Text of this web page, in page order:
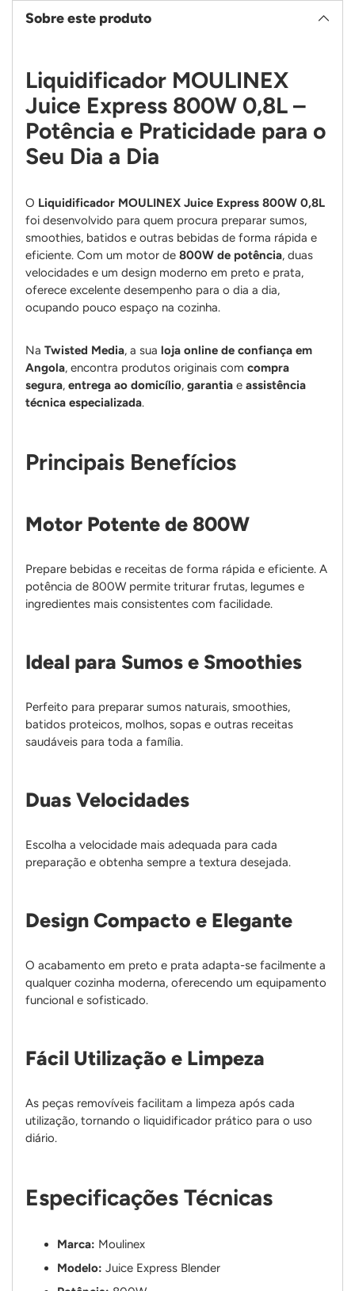
Sobre este produto
Liquidificador MOULINEX
Juice Express 800W 0,8L –
Potência e Praticidade para o
Seu Dia a Dia
O Liquidificador MOULINEX Juice Express 800W 0,8L
foi desenvolvido para quem procura preparar sumos,
smoothies, batidos e outras bebidas de forma rápida e
eficiente. Com um motor de 800W de potência, duas
velocidades e um design moderno em preto e prata,
oferece excelente desempenho para o dia a dia,
ocupando pouco espaço na cozinha.
Na Twisted Media, a sua loja online de confiança em
Angola, encontra produtos originais com compra
segura, entrega ao domicílio, garantia e assistência
técnica especializada.
Principais Benefícios
Motor Potente de 800W
Prepare bebidas e receitas de forma rápida e eficiente. A
potência de 800W permite triturar frutas, legumes e
ingredientes mais consistentes com facilidade.
Ideal para Sumos e Smoothies
Perfeito para preparar sumos naturais, smoothies,
batidos proteicos, molhos, sopas e outras receitas
saudáveis para toda a família.
Duas Velocidades
Escolha a velocidade mais adequada para cada
preparação e obtenha sempre a textura desejada.
Design Compacto e Elegante
O acabamento em preto e prata adapta-se facilmente a
qualquer cozinha moderna, oferecendo um equipamento
funcional e sofisticado.
Fácil Utilização e Limpeza
As peças removíveis facilitam a limpeza após cada
utilização, tornando o liquidificador prático para o uso
diário.
Especificações Técnicas
Marca: Moulinex
Modelo: Juice Express Blender